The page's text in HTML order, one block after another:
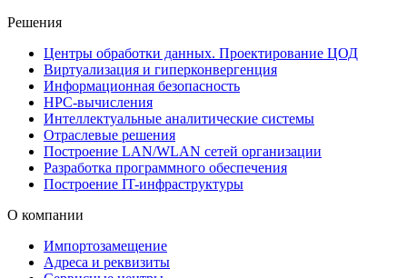
Решения
Центры обработки данных. Проектирование ЦОД
Виртуализация и гиперконвергенция
Информационная безопасность
HPC-вычисления
Интеллектуальные аналитические системы
Отраслевые решения
Построение LAN/WLAN сетей организации
Разработка программного обеспечения
Построение IT-инфраструктуры
О компании
Импортозамещение
Адреса и реквизиты